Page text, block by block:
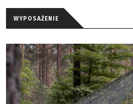
WYPOSAŻENIE